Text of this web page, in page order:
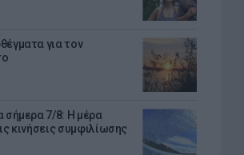
για τον
σήμερα 7/8: Η μέρα
κινήσεις συμφιλίωσης